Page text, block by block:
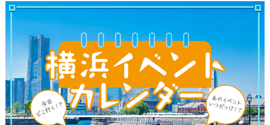
ランキング
ブログ記事
サイトについて